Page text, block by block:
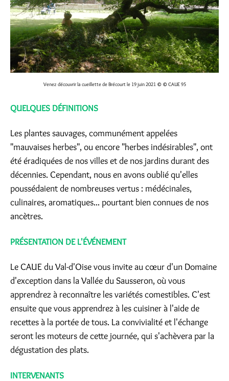
Venez découvrir la cueillette de Brécourt le 19 juin 2021 © © CAUE 95
QUELQUES DÉFINITIONS
Les plantes sauvages, communément appelées
"mauvaises herbes", ou encore "herbes indésirables", ont
été éradiquées de nos villes et de nos jardins durant des
décennies. Cependant, nous en avons oublié qu'elles
poussédaient de nombreuses vertus : médécinales,
culinaires, aromatiques... pourtant bien connues de nos
ancètres.
PRÉSENTATION DE L'ÉVÉNEMENT
Le CAUE du Val-d'Oise vous invite au cœur d'un Domaine
d'exception dans la Vallée du Sausseron, où vous
apprendrez à reconnaître les variétés comestibles. C'est
ensuite que vous apprendrez à les cuisiner à l'aide de
recettes à la portée de tous. La convivialité et l'échange
seront les moteurs de cette journée, qui s'achèvera par la
dégustation des plats.
INTERVENANTS